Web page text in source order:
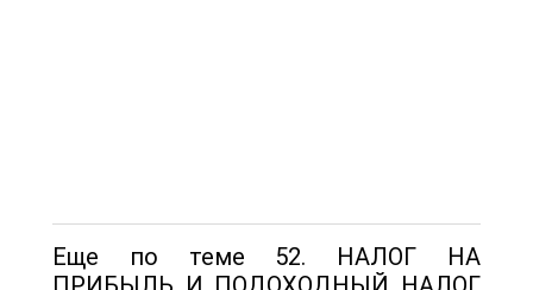
Еще по теме 52. НАЛОГ НА